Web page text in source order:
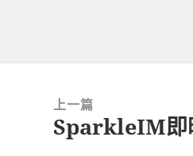
navigation上一篇
上
SparkleIM即